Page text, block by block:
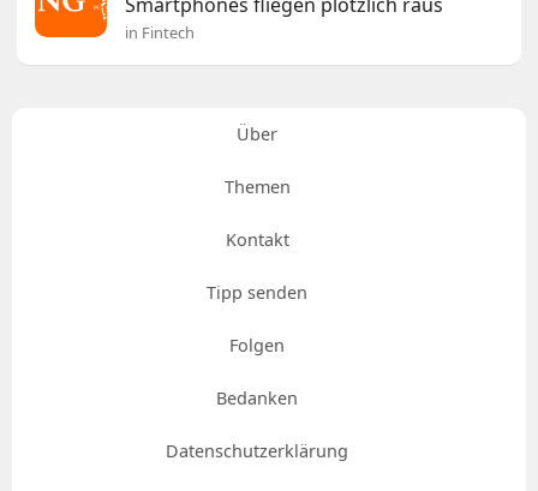
in Fintech
Über
Themen
Kontakt
Tipp senden
Folgen
Bedanken
Datenschutzerklärung